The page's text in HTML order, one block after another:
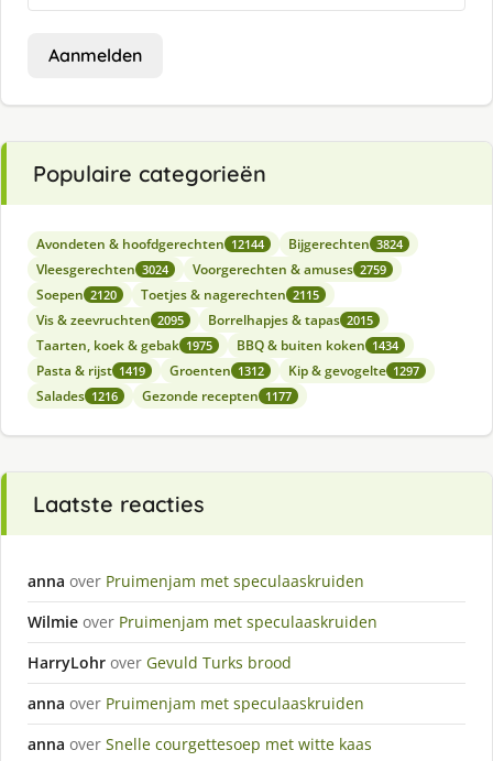
Aanmelden
Populaire categorieën
Avondeten & hoofdgerechten 12144 Bijgerechten 3824
Vleesgerechten 3024 Voorgerechten & amuses 2759
Soepen 2120 Toetjes & nagerechten 2115
Vis & zeevruchten 2095 Borrelhapjes & tapas 2015
Taarten, koek & gebak 1975 BBQ & buiten koken 1434
Pasta & rijst 1419 Groenten 1312 Kip & gevogelte 1297
Salades 1216 Gezonde recepten 1177
Laatste reacties
anna over Pruimenjam met speculaaskruiden
Wilmie over Pruimenjam met speculaaskruiden
HarryLohr over Gevuld Turks brood
anna over Pruimenjam met speculaaskruiden
anna over Snelle courgettesoep met witte kaas